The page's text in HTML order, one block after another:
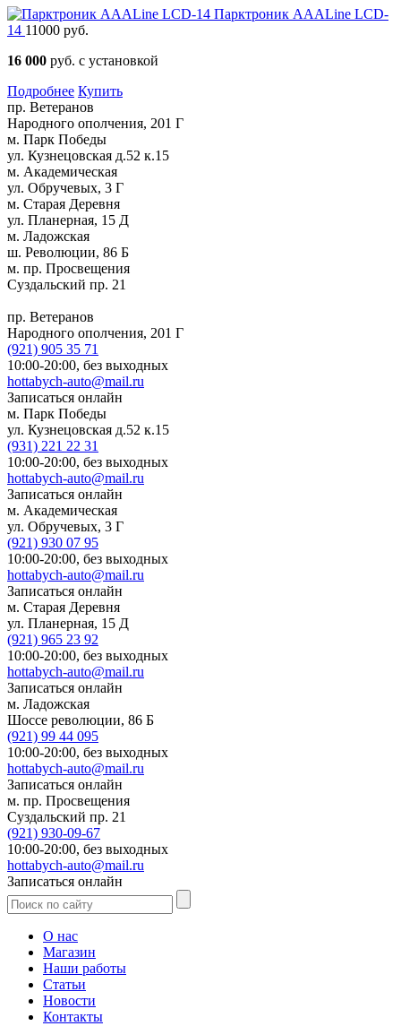
Парктроник AAALine LCD-
14 11000 руб.
16 000 руб. с установкой
Подробнее Купить
пр. Ветеранов
Народного ополчения, 201 Г
м. Парк Победы
ул. Кузнецовская д.52 к.15
м. Академическая
ул. Обручевых, 3 Г
м. Старая Деревня
ул. Планерная, 15 Д
м. Ладожская
ш. Революции, 86 Б
м. пр. Просвещения
Суздальский пр. 21
пр. Ветеранов
Народного ополчения, 201 Г
(921) 905 35 71
10:00-20:00, без выходных
hottabych-auto@mail.ru
Записаться онлайн
м. Парк Победы
ул. Кузнецовская д.52 к.15
(931) 221 22 31
10:00-20:00, без выходных
hottabych-auto@mail.ru
Записаться онлайн
м. Академическая
ул. Обручевых, 3 Г
(921) 930 07 95
10:00-20:00, без выходных
hottabych-auto@mail.ru
Записаться онлайн
м. Старая Деревня
ул. Планерная, 15 Д
(921) 965 23 92
10:00-20:00, без выходных
hottabych-auto@mail.ru
Записаться онлайн
м. Ладожская
Шоссе революции, 86 Б
(921) 99 44 095
10:00-20:00, без выходных
hottabych-auto@mail.ru
Записаться онлайн
м. пр. Просвещения
Суздальский пр. 21
(921) 930-09-67
10:00-20:00, без выходных
hottabych-auto@mail.ru
Записаться онлайн
О нас
Магазин
Наши работы
Статьи
Новости
Контакты